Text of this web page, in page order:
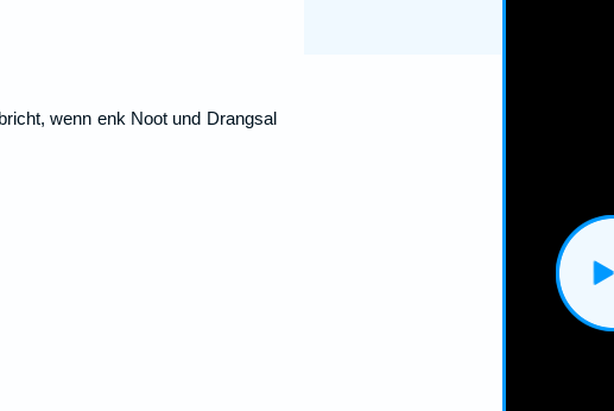
wenn enk Noot und Drangsal